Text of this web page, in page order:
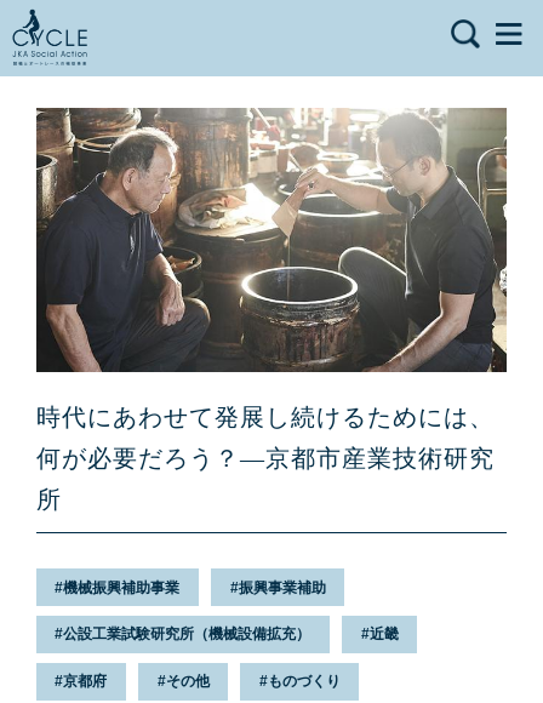
時代にあわせて発展し続けるためには、
何が必要だろう？—京都市産業技術研究
所
機械振興補助事業 振興事業補助
公設工業試験研究所（機械設備拡充） 近畿
京都府 その他 ものづくり